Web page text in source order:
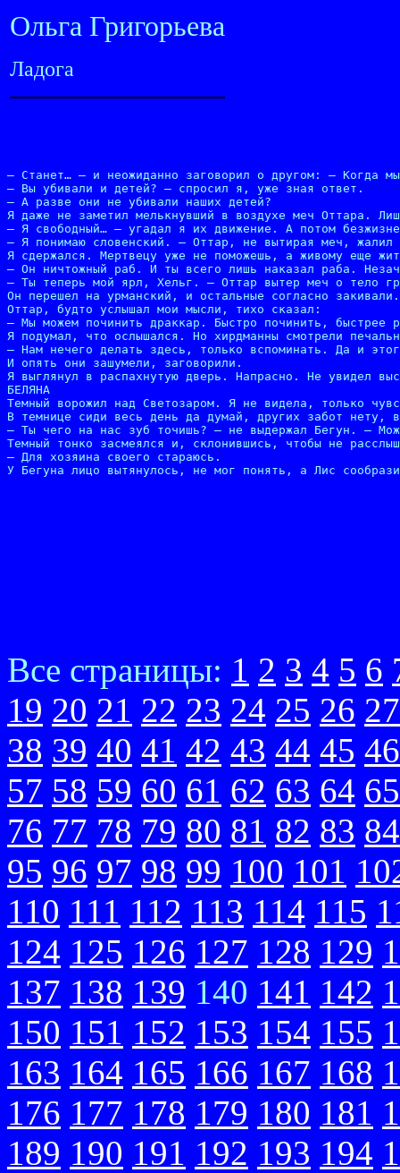
Ольга Григорьева
Ладога
– Станет… – и неожиданно заговорил о другом: – Когда
– Вы убивали и детей? – спросил я, уже зная ответ.
– А разве они не убивали наших детей?
Я даже не заметил мелькнувший в воздухе меч Оттара.
– Я свободный… – угадал я их движение. А потом
– Я понимаю словенский. – Оттар, не вытирая меч,
Я сдержался. Мертвецу уже не поможешь, а живому еще
– Он ничтожный раб. И ты всего лишь наказал раба.
– Ты теперь мой ярл, Хельг. – Оттар вытер меч о тело
Он перешел на урманский, и остальные согласно
Оттар, будто услышал мои мысли, тихо сказал:
– Мы можем починить драккар. Быстро починить,
Я подумал, что ослышался. Но хирдманны смотрели
– Нам нечего делать здесь, только вспоминать. Да и
И опять они зашумели, заговорили.
Я выглянул в распахнутую дверь. Напрасно. Не увидел
БЕЛЯНА
Темный ворожил над Светозаром. Я не видела, только
В темнице сиди весь день да думай, других забот нету,
– Ты чего на нас зуб точишь? – не выдержал Бегун. –
Темный тонко засмеялся и, склонившись, чтобы не
– Для хозяина своего стараюсь.
У Бегуна лицо вытянулось, не мог понять, а Лис
Все страницы: 1 2 3 4 5 6
19 20 21 22 23 24 25 26 27
38 39 40 41 42 43 44 45 46
57 58 59 60 61 62 63 64 65
76 77 78 79 80 81 82 83 84
95 96 97 98 99 100 101
110 111 112 113 114 115
124 125 126 127 128 129
137 138 139 140 141 142
150 151 152 153 154 155
163 164 165 166 167 168
176 177 178 179 180 181
189 190 191 192 193 194